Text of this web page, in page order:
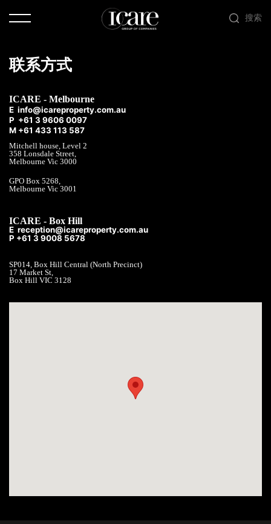
搜索
联系方式
ICARE - Melbourne
E info@icareproperty.com.au
P +61 3 9606 0097
M +61 433 113 587
Mitchell house, Level 2
358 Lonsdale Street,
Melbourne Vic 3000
GPO Box 5268,
Melbourne Vic 3001
ICARE - Box Hill
E reception@icareproperty.com.au
P +61 3 9008 5678
SP014, Box Hill Central (North Precinct)
17 Market St,
Box Hill VIC 3128